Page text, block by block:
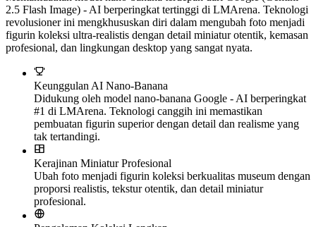
pembuatan figurin superior dengan detail dan realisme yang
tak tertandingi.
Kerajinan Miniatur Profesional
Ubah foto menjadi figurin koleksi berkualitas museum dengan
proporsi realistis, tekstur otentik, dan detail miniatur
profesional.
Pengalaman Koleksi Lengkap
Hasilkan adegan miniatur lengkap dengan alas akrilik
transparan, kemasan gaya BANDAI otentik, dan lingkungan
tampilan desktop yang realistis.
Cara Menggunakan AI Miniatur
Buat figurin AI Miniatur profesional dalam empat langkah
sederhana: